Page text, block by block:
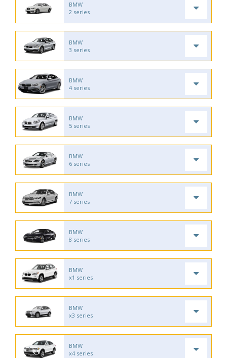
BMW
2 series
BMW
3 series
BMW
4 series
BMW
5 series
BMW
6 series
BMW
7 series
BMW
8 series
BMW
x1 series
BMW
x3 series
BMW
x4 series